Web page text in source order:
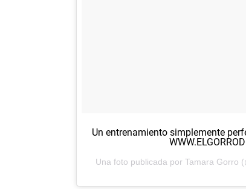
Un entrenamiento simplemente
Una foto publicada por Tamara Gorro